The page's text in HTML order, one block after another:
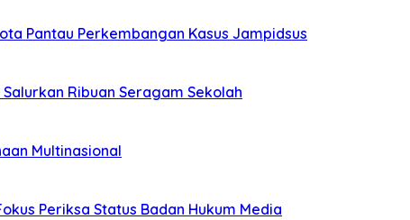
Pantau Perkembangan Kasus Jampidsus
Ribuan Seragam Sekolah
Multinasional
Periksa Status Badan Hukum Media